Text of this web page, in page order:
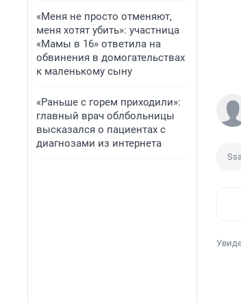
«Меня не просто отменяют,
меня хотят убить»: участница
«Мамы в 16» ответила на
обвинения в домогательствах
к маленькому сыну
«Раньше с горем приходили»:
главный врач облбольницы
высказался о пациентах с
диагнозами из интернета